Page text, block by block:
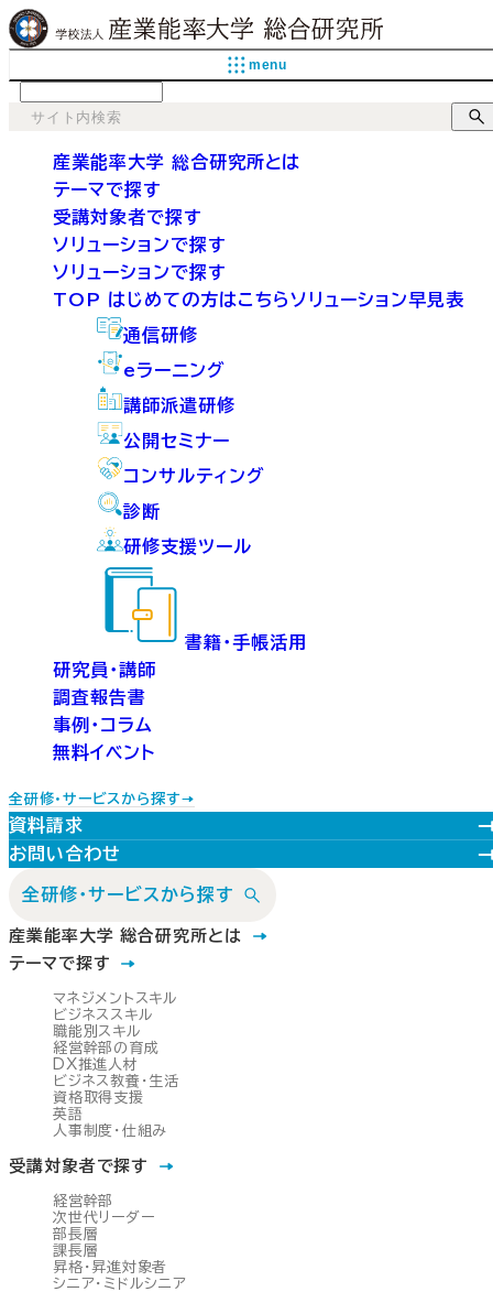
menu
産業能率大学 総合研究所とは
テーマで探す
受講対象者で探す
ソリューションで探す
ソリューションで探す
TOP はじめての方はこちらソリューション早見表
通信研修
eラーニング
講師派遣研修
公開セミナー
コンサルティング
診断
研修支援ツール
書籍・手帳活用
研究員・講師
調査報告書
事例・コラム
無料イベント
全研修・サービスから探す
資料請求
お問い合わせ
全研修・サービスから探す
産業能率大学 総合研究所とは
テーマで探す
マネジメントスキル
ビジネススキル
職能別スキル
経営幹部の育成
DX推進人材
ビジネス教養・生活
資格取得支援
英語
人事制度・仕組み
受講対象者で探す
経営幹部
次世代リーダー
部長層
課長層
昇格・昇進対象者
シニア・ミドルシニア